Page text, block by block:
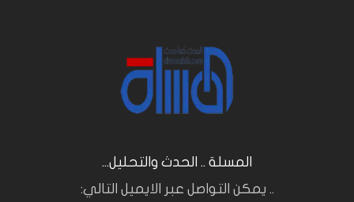
المسلة .. الحدث والتحليل...
.. يمكن التواصل عبر الايميل التالي: